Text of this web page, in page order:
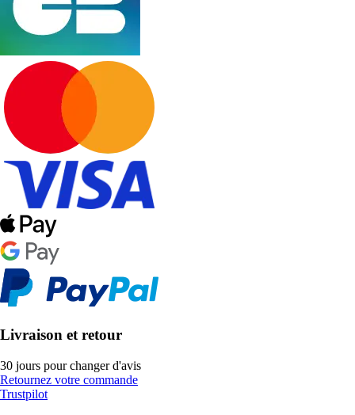
Livraison et retour
30 jours pour changer d'avis
Retournez votre commande
Trustpilot